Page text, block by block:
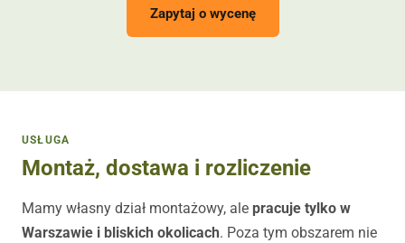
Zapytaj o wycenę
USŁUGA
Montaż, dostawa i rozliczenie
Mamy własny dział montażowy, ale pracuje tylko w
Warszawie i bliskich okolicach. Poza tym obszarem nie